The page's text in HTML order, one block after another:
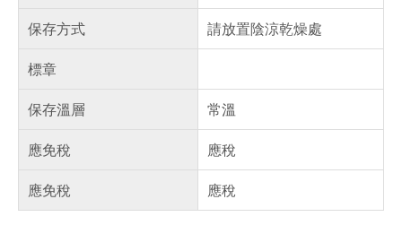
保存方式
請放置陰涼乾燥處
標章
保存溫層
常溫
應免稅
應稅
應免稅
應稅